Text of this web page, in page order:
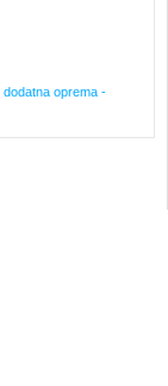
dodatna oprema -